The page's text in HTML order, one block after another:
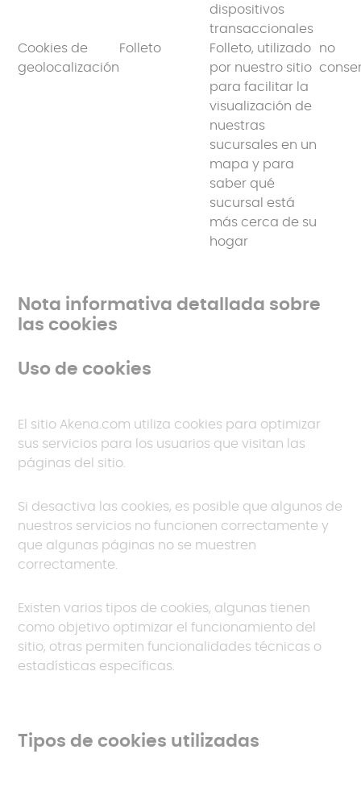
dispositivos
transaccionales
Cookies de
geolocalización
Folleto
Folleto, utilizado
por nuestro sitio
para facilitar la
visualización de
nuestras
sucursales en un
mapa y para
saber qué
sucursal está
más cerca de su
hogar
no
Nota informativa detallada sobre
las cookies
Uso de cookies
El sitio Akena.com utiliza cookies para optimizar
sus servicios para los usuarios que visitan las
páginas del sitio.
Si desactiva las cookies, es posible que algunos de
nuestros servicios no funcionen correctamente y
que algunas páginas no se muestren
correctamente.
Existen varios tipos de cookies, algunas tienen
como objetivo optimizar el funcionamiento del
sitio, otras permiten funcionalidades técnicas o
estadísticas específicas.
Tipos de cookies utilizadas